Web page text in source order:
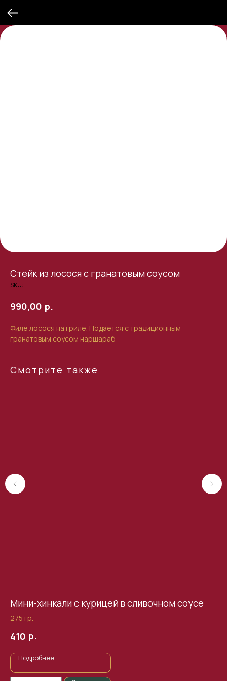
Стейк из лосося с гранатовым соусом
SKU:
990,00 р.
Филе лосося на гриле. Подается с традиционным
гранатовым соусом наршараб
Смотрите также
Мини-хинкали с курицей в сливочном соусе
275 гр.
410 р.
Подробнее